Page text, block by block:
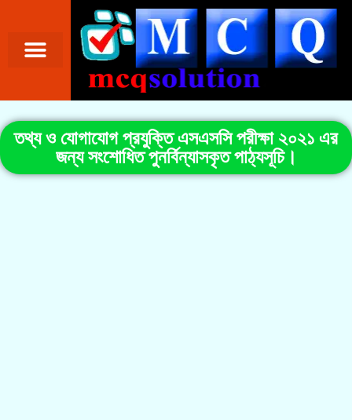
তথ্য ও যোগাযোগ প্রযুক্তি এসএসসি পরীক্ষা ২০২১ এর
জন্য সংশোধিত পুনর্বিন্যাসকৃত পাঠ্যসূচি।